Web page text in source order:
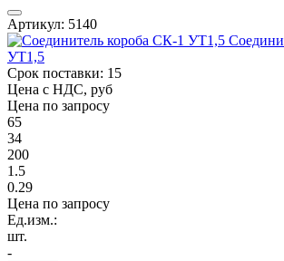
Артикул: 5140
УТ1,5
Срок поставки: 15
Цена с НДС, руб
Цена по запросу
65
34
200
1.5
0.29
Цена по запросу
Ед.изм.:
шт.
-